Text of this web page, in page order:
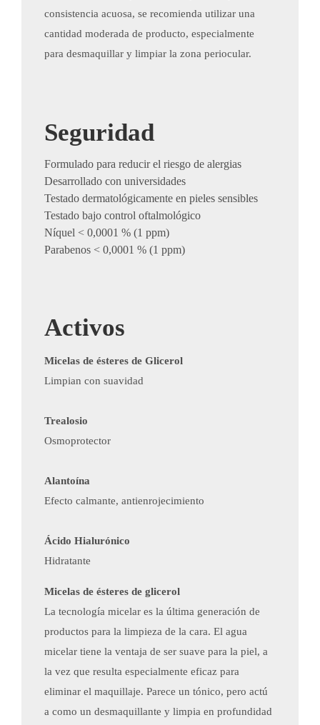
consistencia acuosa, se recomienda utilizar una
cantidad moderada de producto, especialmente
para desmaquillar y limpiar la zona periocular.
Seguridad
Formulado para reducir el riesgo de alergias
Desarrollado con universidades
Testado dermatológicamente en pieles sensibles
Testado bajo control oftalmológico
Níquel < 0,0001 % (1 ppm)
Parabenos < 0,0001 % (1 ppm) ​
Activos
Micelas de ésteres de Glicerol
Limpian con suavidad
Trealosio
Osmoprotector
Alantoína
Efecto calmante, antienrojecimiento
Ácido Hialurónico
Hidratante
​Micelas de ésteres de glicerol
La tecnología micelar es la última generación de
productos para la limpieza de la cara. El agua
micelar tiene la ventaja de ser suave para la piel, a
la vez que resulta especialmente eficaz para
eliminar el maquillaje. Parece un tónico, pero actú​
a como un desmaquillante y limpia en profundidad